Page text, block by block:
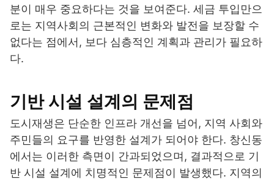
분이 매우 중요하다는 것을 보여준다. 세금 투입만으
로는 지역사회의 근본적인 변화와 발전을 보장할 수
없다는 점에서, 보다 심층적인 계획과 관리가 필요하
다.
기반 시설 설계의 문제점
도시재생은 단순한 인프라 개선을 넘어, 지역 사회와
주민들의 요구를 반영한 설계가 되어야 한다. 창신동
에서는 이러한 측면이 간과되었으며, 결과적으로 기
반 시설 설계에 치명적인 문제점이 발생했다. 지역의